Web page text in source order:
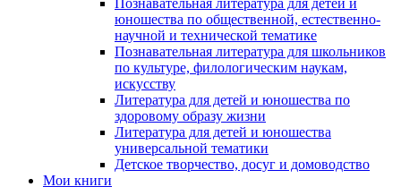
Познавательная литература для детей и
юношества по общественной, естественно-
научной и технической тематике
Познавательная литература для школьников
по культуре, филологическим наукам,
искусству
Литература для детей и юношества по
здоровому образу жизни
Литература для детей и юношества
универсальной тематики
Детское творчество, досуг и домоводство
Мои книги